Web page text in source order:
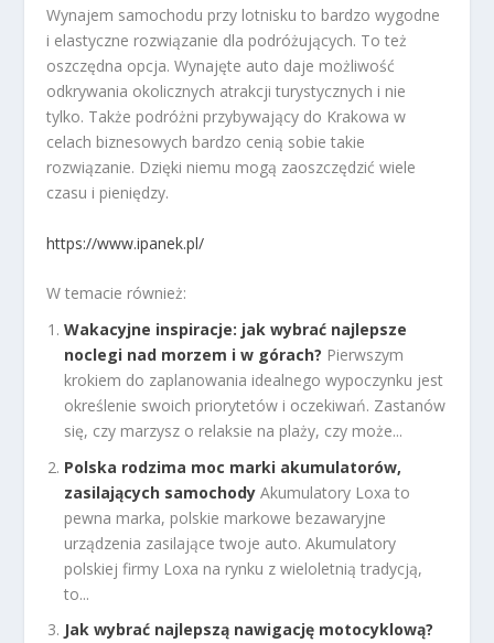
Wynajem samochodu przy lotnisku to bardzo wygodne
i elastyczne rozwiązanie dla podróżujących. To też
oszczędna opcja. Wynajęte auto daje możliwość
odkrywania okolicznych atrakcji turystycznych i nie
tylko. Także podróżni przybywający do Krakowa w
celach biznesowych bardzo cenią sobie takie
rozwiązanie. Dzięki niemu mogą zaoszczędzić wiele
czasu i pieniędzy.
https://www.ipanek.pl/
W temacie również:
Wakacyjne inspiracje: jak wybrać najlepsze
noclegi nad morzem i w górach? Pierwszym
krokiem do zaplanowania idealnego wypoczynku jest
określenie swoich priorytetów i oczekiwań. Zastanów
się, czy marzysz o relaksie na plaży, czy może...
Polska rodzima moc marki akumulatorów,
zasilających samochody Akumulatory Loxa to
pewna marka, polskie markowe bezawaryjne
urządzenia zasilające twoje auto. Akumulatory
polskiej firmy Loxa na rynku z wieloletnią tradycją,
to...
Jak wybrać najlepszą nawigację motocyklową?